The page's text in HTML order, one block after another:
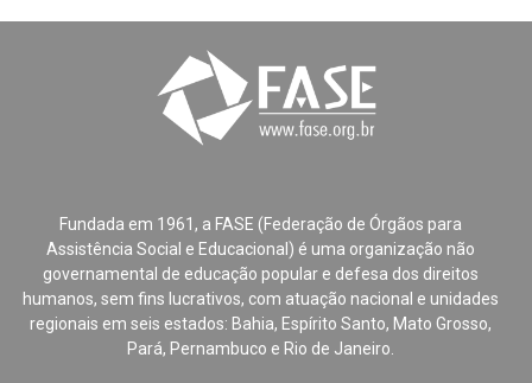
Fundada em 1961, a FASE (Federação de Órgãos para
Assistência Social e Educacional) é uma organização não
governamental de educação popular e defesa dos direitos
humanos, sem fins lucrativos, com atuação nacional e unidades
regionais em seis estados: Bahia, Espírito Santo, Mato Grosso,
Pará, Pernambuco e Rio de Janeiro.